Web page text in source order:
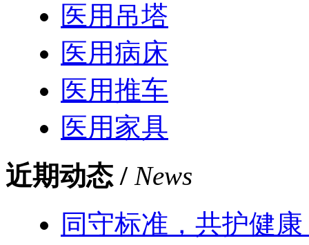
医用吊塔
医用病床
医用推车
医用家具
近期动态 / News
同守标准，共护健